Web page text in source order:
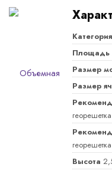
Площадь
Размер
Размер
Высота